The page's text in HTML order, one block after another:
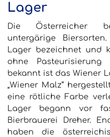
Lager
Die Österreicher
untergärige
Lager bezeichnet und
ohne
bekannt ist das Wiener
„Wiener Malz“
eine rötliche Farbe
Lager begann vor
Bierbrauerei Dreher.
haben die